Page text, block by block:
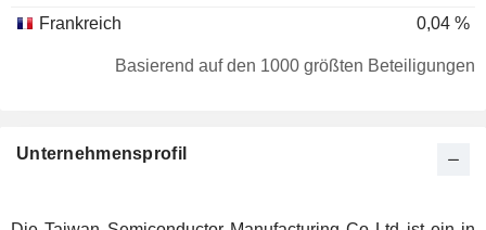
Frankreich
0,04 %
Deutschland
Schweiz
0,03 %
Italien
0,02 %
Basierend auf den 1000 größten Beteiligungen
Unternehmensprofil